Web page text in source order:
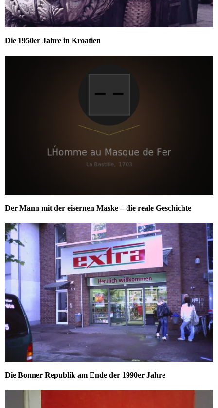
Die 1950er Jahre in Kroatien
Der Mann mit der eisernen Maske – die reale Geschichte
Die Bonner Republik am Ende der 1990er Jahre